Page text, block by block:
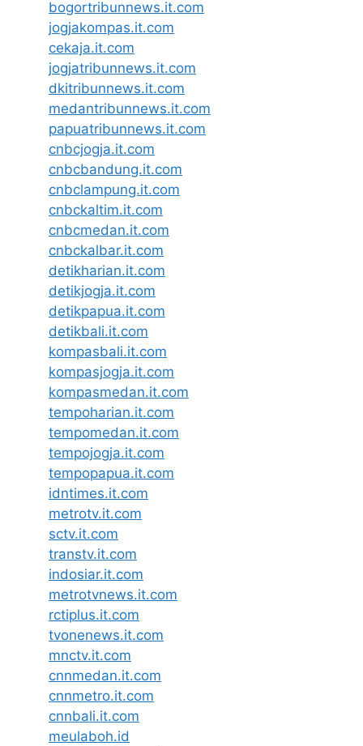
bogortribunnews.it.com
jogjakompas.it.com
cekaja.it.com
jogjatribunnews.it.com
dkitribunnews.it.com
medantribunnews.it.com
papuatribunnews.it.com
cnbcjogja.it.com
cnbcbandung.it.com
cnbclampung.it.com
cnbckaltim.it.com
cnbcmedan.it.com
cnbckalbar.it.com
detikharian.it.com
detikjogja.it.com
detikpapua.it.com
detikbali.it.com
kompasbali.it.com
kompasjogja.it.com
kompasmedan.it.com
tempoharian.it.com
tempomedan.it.com
tempojogja.it.com
tempopapua.it.com
idntimes.it.com
metrotv.it.com
sctv.it.com
transtv.it.com
indosiar.it.com
metrotvnews.it.com
rctiplus.it.com
tvonenews.it.com
mnctv.it.com
cnnmedan.it.com
cnnmetro.it.com
cnnbali.it.com
meulaboh.id